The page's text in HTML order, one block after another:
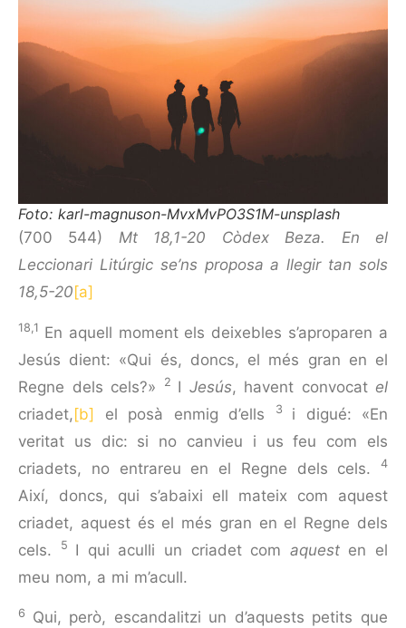
Foto: karl-magnuson-MvxMvPO3S1M-unsplash
(700 544) Mt 18,1-20 Còdex Beza. En el
Leccionari Litúrgic se’ns proposa a llegir tan sols
18,5-20 [a]
18,1 En aquell moment els deixebles s’aproparen a
Jesús dient: «Qui és, doncs, el més gran en el
Regne dels cels?»
2 I Jesús, havent convocat el
criadet,[b] el posà enmig d’ells 3 i digué: «En
veritat us dic: si no canvieu i us feu com els
criadets, no entrareu en el Regne dels cels.
4
Així, doncs, qui s’abaixi ell mateix com aquest
criadet, aquest és el més gran en el Regne dels
cels.
5 I qui aculli un criadet com aquesten el
meu nom, a mi m’acull.
6 Qui, però, escandalitzi un d’aquests petits que